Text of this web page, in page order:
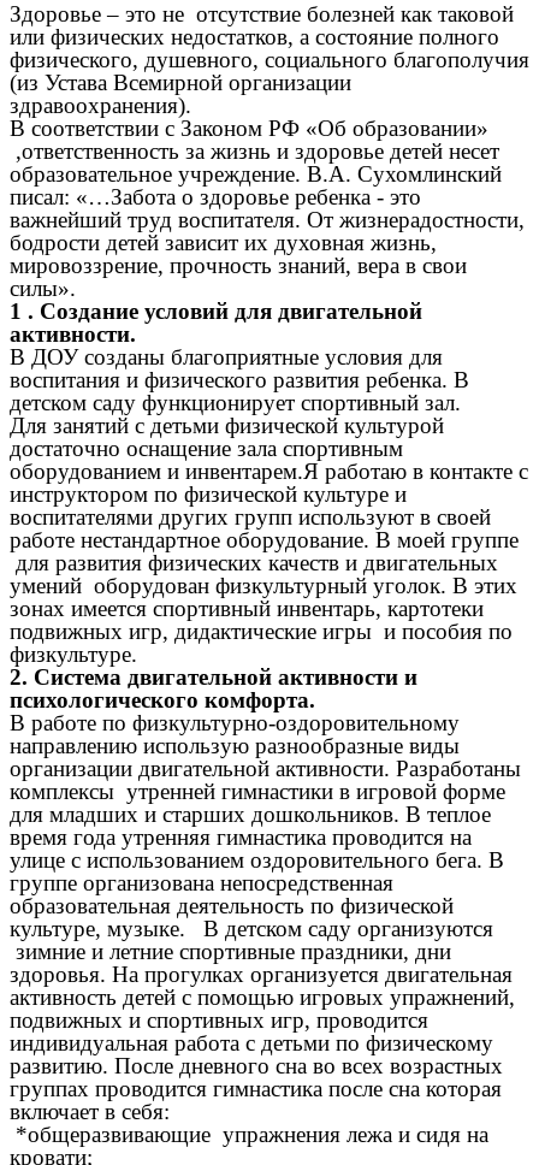
Здоровье – это не отсутствие болезней как таковой
или физических недостатков, а состояние полного
физического, душевного, социального благополучия
(из Устава Всемирной организации
здравоохранения).
В соответствии с Законом РФ «Об образовании»
,ответственность за жизнь и здоровье детей несет
образовательное учреждение. В.А. Сухомлинский
писал: «…Забота о здоровье ребенка - это
важнейший труд воспитателя. От жизнерадостности,
бодрости детей зависит их духовная жизнь,
мировоззрение, прочность знаний, вера в свои
силы».
1 . Создание условий для двигательной
активности.
В ДОУ созданы благоприятные условия для
воспитания и физического развития ребенка. В
детском саду функционирует спортивный зал.
Для занятий с детьми физической культурой
достаточно оснащение зала спортивным
оборудованием и инвентарем.Я работаю в контакте с
инструктором по физической культуре и
воспитателями других групп используют в своей
работе нестандартное оборудование. В моей группе
для развития физических качеств и двигательных
умений оборудован физкультурный уголок. В этих
зонах имеется спортивный инвентарь, картотеки
подвижных игр, дидактические игры и пособия по
физкультуре.
2. Система двигательной активности и
психологического комфорта.
В работе по физкультурно-оздоровительному
направлению использую разнообразные виды
организации двигательной активности. Разработаны
комплексы утренней гимнастики в игровой форме
для младших и старших дошкольников. В теплое
время года утренняя гимнастика проводится на
улице с использованием оздоровительного бега. В
группе организована непосредственная
образовательная деятельность по физической
культуре, музыке. В детском саду организуются
зимние и летние спортивные праздники, дни
здоровья. На прогулках организуется двигательная
активность детей с помощью игровых упражнений,
подвижных и спортивных игр, проводится
индивидуальная работа с детьми по физическому
развитию. После дневного сна во всех возрастных
группах проводится гимнастика после сна которая
включает в себя:
*общеразвивающие упражнения лежа и сидя на
кровати;